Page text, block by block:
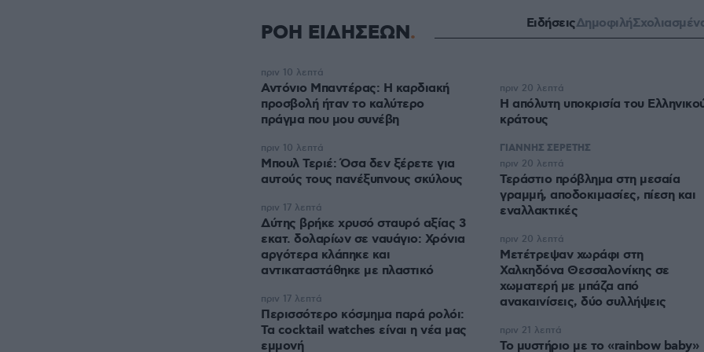
ΡΟΗ ΕΙΔΗΣΕΩΝ ΕιδήσειςΔημοφιλή
Αντόνιο Μπαντέρας: Η καρδιακή
προσβολή ήταν το καλύτερο
πράγμα που μου συνέβη
πριν 10 λεπτά
Μπουλ Τεριέ: Όσα δεν ξέρετε για
αυτούς τους πανέξυπνους σκύλους
πριν 10 λεπτά
Δύτης βρήκε χρυσό σταυρό αξίας 3
εκατ. δολαρίων σε ναυάγιο: Χρόνια
αργότερα κλάπηκε και
αντικαταστάθηκε με πλαστικό
πριν 17 λεπτά
Περισσότερο κόσμημα παρά ρολόι:
Τα cocktail watches είναι η νέα μας
εμμονή
πριν 17 λεπτά
Η απόλυτη υποκρισία του
κράτους
πριν 20 λεπτά
ΓΙΑΝΝΗΣ ΣΕΡΕΤΗΣ
Τεράστιο πρόβλημα στη μεσαία
γραμμή, αποδοκιμασίες, πίεση και
εναλλακτικές
πριν 20 λεπτά
Μετέτρεψαν χωράφι στη
Χαλκηδόνα Θεσσαλονίκης σε
χωματερή με μπάζα από
ανακαινίσεις, δύο συλλήψεις
πριν 20 λεπτά
Το μυστήριο με το «rainbow baby»
πριν 21 λεπτά